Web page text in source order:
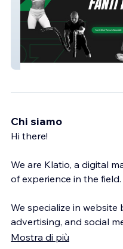
Gruppo Fanti Spa
Chi siamo
Hi there!
We are Klatio, a digital
of experience in the field.
We specialize in
advertising, and social
Mostra di più